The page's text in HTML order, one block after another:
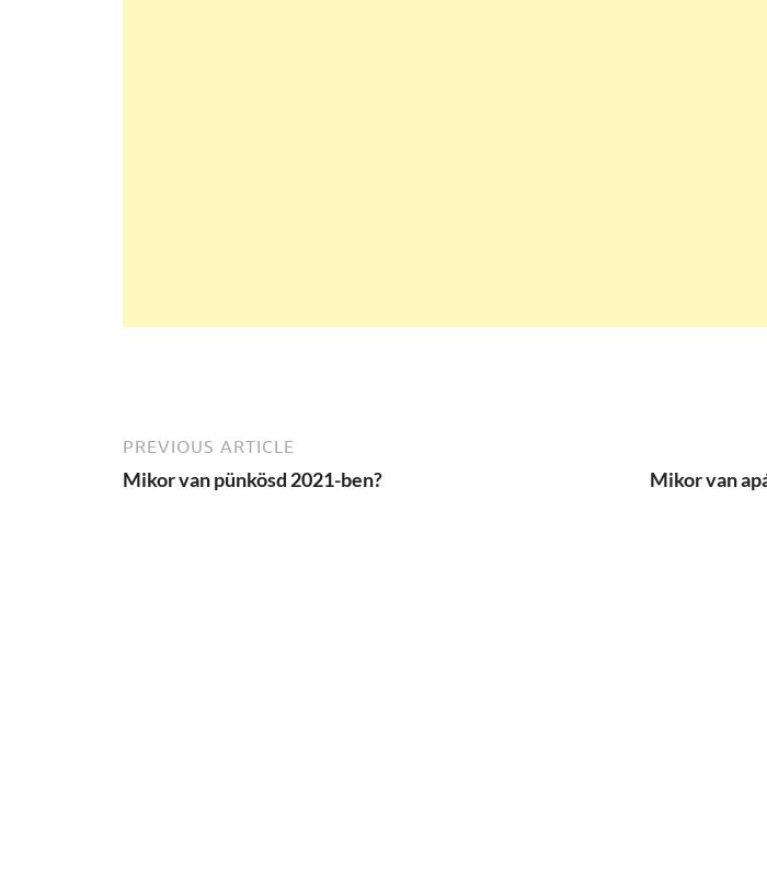
PREVIOUS ARTICLE
Mikor van pünkösd 2021-ben? Mikor van